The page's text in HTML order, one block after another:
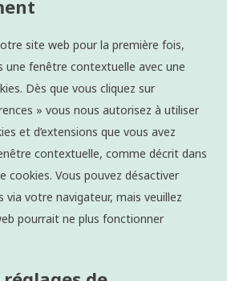
divers
site web pour la première fois,
fenêtre contextuelle avec une
Dès que vous cliquez sur
» vous nous autorisez à utiliser
et d’extensions que vous avez
contextuelle, comme décrit dans
cookies. Vous pouvez désactiver
via votre navigateur, mais veuillez
pourrait ne plus fonctionner